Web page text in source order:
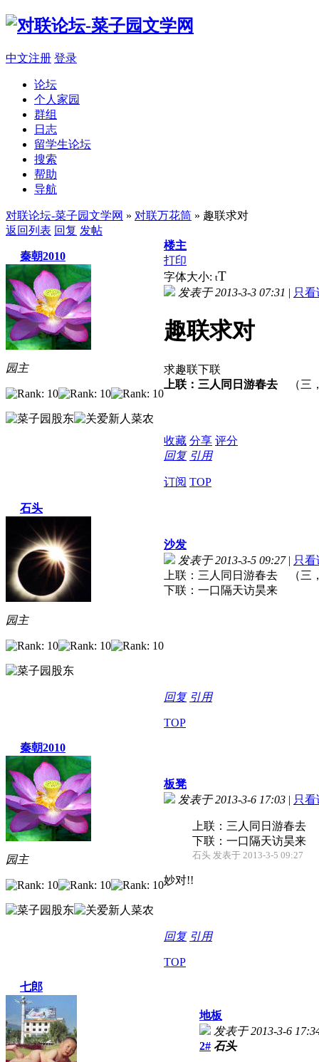
中文注册 登录
论坛
个人家园
群组
日志
留学生论坛
搜索
帮助
导航
对联论坛-菜子园文学网 » 对联万花筒 » 趣联求对
返回列表 回复 发帖
秦朝2010
园主
楼主
打印
字体大小: tT
发表于 2013-3-3 07:31 | 只
趣联求对
求趣联下联
上联：三人同日游春去
（三
收藏 分享 评分
回复 引用
订阅 TOP
石头
园主
沙发
发表于 2013-3-5 09:27| 只
上联：三人同日游春去 （三
下联：一口隔天访昊来
回复 引用
TOP
秦朝2010
园主
板凳
发表于 2013-3-6 17:03 | 只
上联：三人同日游春去
下联：一口隔天访昊来
石头 发表于 2013-3-5 09:27
妙对!!
回复 引用
TOP
七郎
地板
发表于 2013-3-6
2# 石头